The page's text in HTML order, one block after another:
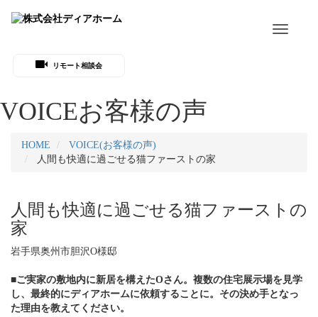
Toggle
リモート相談会
VOICEお客様の声
HOME
VOICE(お客様の声)
人間も快適に過ごせる猫ファーストの家
人間も快適に過ごせる猫ファーストの
家
岩手県奥州市胆沢O様邸
■ご実家の敷地内に新居を構えたOさん。複数の住宅展示場を見学
し、最終的にディアホームに依頼することに。その決め手となっ
た理由を教えてください。